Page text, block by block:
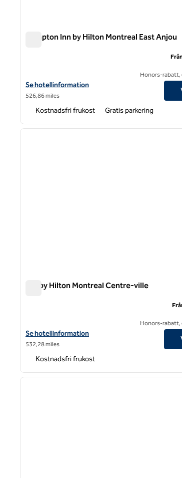
Hampton Inn by Hilton Montreal East Anjou
Visa hotelluppgifter för Hampton Inn by Hilton
Se hotellinformation
526,86 miles
Honors-rabatt,
Kostnadsfri frukost Gratis parkering
1 av 12
Tru by Hilton Montreal Centre-ville
Visa hotelluppgifter för Tru by Hilton Montreal
Se hotellinformation
532,28 miles
Honors-rabatt,
Kostnadsfri frukost
1 av 12